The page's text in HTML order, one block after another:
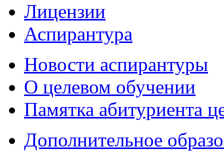
Лицензии
Аспирантура
Новости аспирантуры
О целевом обучении
Памятка абитуриента
Дополнительное